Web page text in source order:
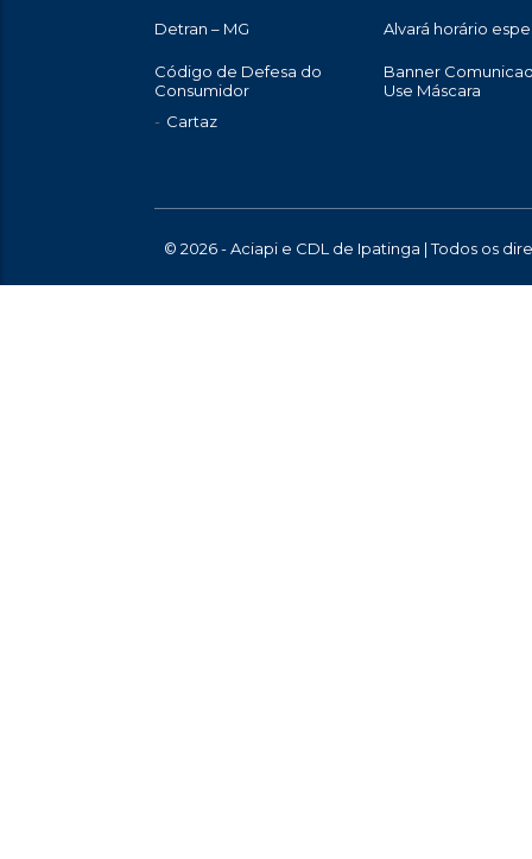
Detran – MG Alvará horário
Código de Defesa do
Consumidor
Cartaz
Banner
Use Máscara
© 2026 - Aciapi e CDL de Ipatinga | Todos os